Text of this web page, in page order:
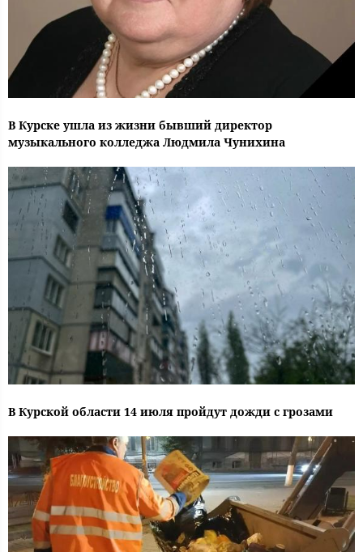
В Курске ушла из жизни бывший директор
музыкального колледжа Людмила Чунихина
В Курской области 14 июля пройдут дожди с грозами